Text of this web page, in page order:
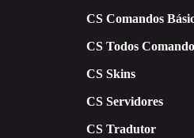
CS Comandos
CS Todos
CS Skins
CS Servidores
CS Tradutor